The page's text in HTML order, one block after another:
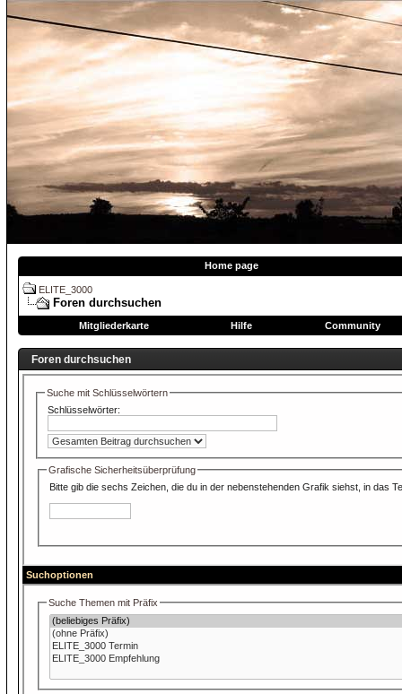
Home page
ELITE_3000
Foren durchsuchen
Mitgliederkarte Hilfe Community
Foren durchsuchen
Suche mit Schlüsselwörtern
Schlüsselwörter:
Grafische Sicherheitsüberprüfung
Bitte gib die sechs Zeichen, die du in der nebenstehenden Grafik siehst, in das
Suchoptionen
Suche Themen mit Präfix